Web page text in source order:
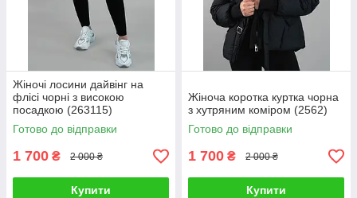
Жіночі лосини дайвінг на
флісі чорні з високою
посадкою (263115)
Готово до відправки
1 700 ₴ 2 000 ₴
Купити
Жіноча коротка куртка чорна
з хутряним коміром (2562)
Готово до відправки
1 700 ₴ 2 000 ₴
Купити